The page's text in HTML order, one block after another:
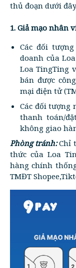
thủ đoạn dưới
1. Giả mạo nhân
Các đối
doanh của
Loa TingTing
bán được
mại điện tử
Các đối tượng
thanh toán/
không giao
Phòng tránh:Chỉ
thức của Loa
hàng chính
TMĐT